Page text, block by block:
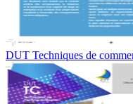
DUT Techniques de